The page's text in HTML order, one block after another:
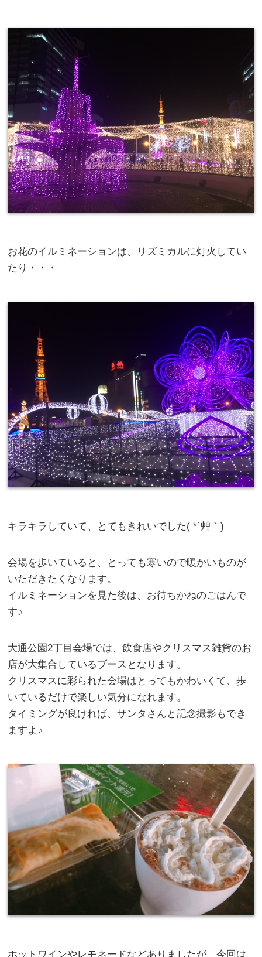
お花のイルミネーションは、リズミカルに灯火してい
たり・・・
キラキラしていて、とてもきれいでした( *´艸｀)
会場を歩いていると、とっても寒いので暖かいものが
いただきたくなります。
イルミネーションを見た後は、お待ちかねのごはんで
す♪
大通公園2丁目会場では、飲食店やクリスマス雑貨のお
店が大集合しているブースとなります。
クリスマスに彩られた会場はとってもかわいくて、歩
いているだけで楽しい気分になれます。
タイミングが良ければ、サンタさんと記念撮影もでき
ますよ♪
ホットワインやレモネードなどありましたが、今回は